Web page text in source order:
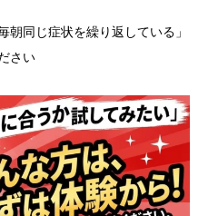
朝同じ症状を繰り返している」
さい